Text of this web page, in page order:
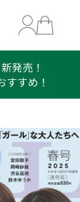
発売！
すめ！